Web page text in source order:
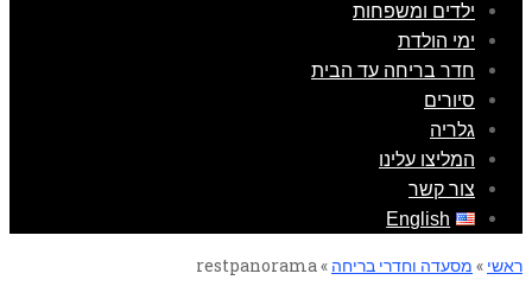
ילדים ומשפחות
ימי הולדת
חדר בריחה עד הבית
סיורים
גלריה
המליצו עלינו
צור קשר
English
ראשי » מסעדה וחדרי בריחה »
restpanorama